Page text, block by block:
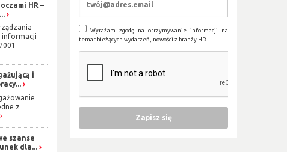
HR –
informacji
i
z
szanse
dla...
Wyrażam zgodę na otrzymywanie informacji na
temat bieżących wydarzeń, nowości z branży HR